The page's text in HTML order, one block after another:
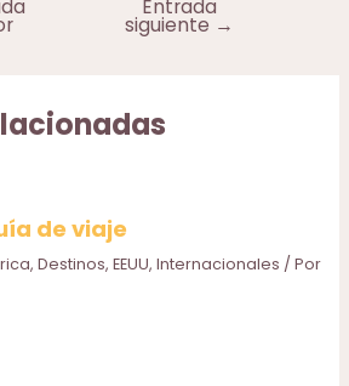
Entrada
siguiente →
de viaje
,Destinos,EEUU,Internacionales / Por